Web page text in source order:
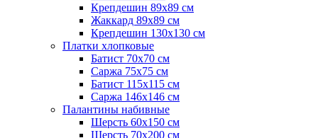
Крепдешин 89х89 см
Жаккард 89х89 см
Крепдешин 130х130 см
Платки хлопковые
Батист 70х70 см
Саржа 75х75 см
Батист 115х115 см
Саржа 146х146 см
Палантины набивные
Шерсть 60х150 см
Шерсть 70х200 см